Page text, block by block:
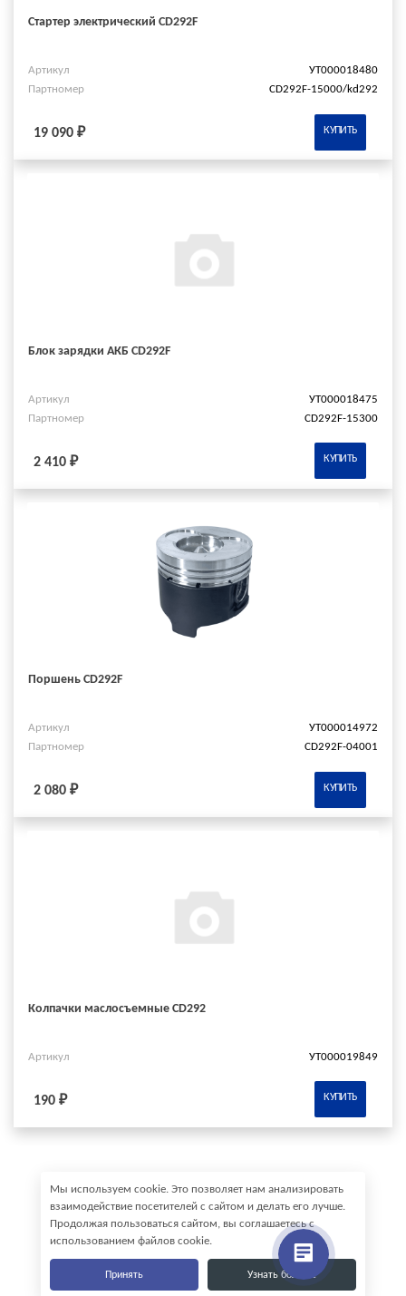
Стартер электрический CD292F
Артикул
УТ000018480
Партномер
CD292F-15000/kd292
19 090 ₽ КУПИТЬ
Блок зарядки АКБ CD292F
Артикул
УТ000018475
Партномер
CD292F-15300
2 410 ₽ КУПИТЬ
Поршень CD292F
Артикул
УТ000014972
Партномер
CD292F-04001
2 080 ₽ КУПИТЬ
Колпачки маслосъемные CD292
Артикул УТ000019849
190 ₽ КУПИТЬ
Мы используем cookie. Это позволяет нам анализировать
взаимодействие посетителей с сайтом и делать его лучше.
Продолжая пользоваться сайтом, вы соглашаетесь с
использованием файлов cookie.
Принять Узнать больше